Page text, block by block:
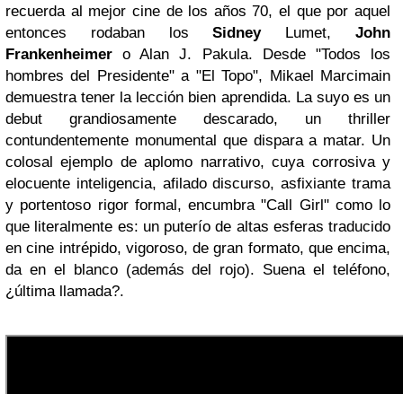
recuerda al mejor cine de los años 70, el que por aquel
entonces rodaban losSidneyLumet,John
Frankenheimer o Alan J. Pakula. Desde "Todos los
hombres del Presidente" a "El Topo", Mikael Marcimain
demuestra tener la lección bien aprendida. La suyo es un
debut grandiosamente descarado, un thriller
contundentemente monumental que dispara a matar. Un
colosal ejemplo de aplomo narrativo, cuya corrosiva y
elocuente inteligencia, afilado discurso, asfixiante trama
y portentoso rigor formal, encumbra "Call Girl" como lo
que literalmente es: un puterío de altas esferas traducido
en cine intrépido, vigoroso, de gran formato, que encima,
da en el blanco (además del rojo). Suena el teléfono,
¿última llamada?.